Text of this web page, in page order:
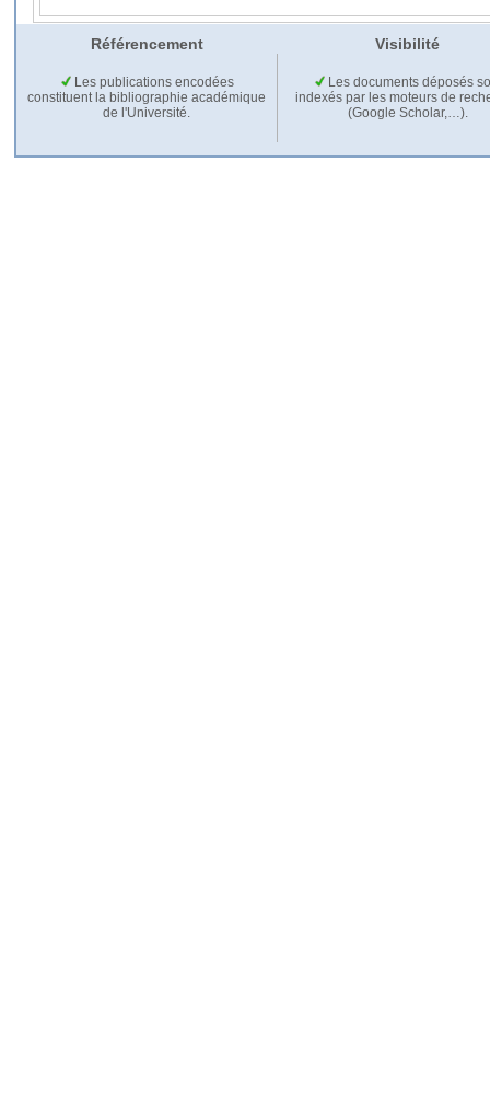
Référencement Visibilité
Les publications encodées
constituent la bibliographie académique
de l'Université.
Les documents déposés
indexés par les moteurs de
(Google Scholar,…).